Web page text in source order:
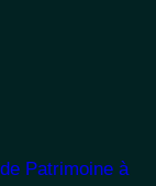
Patrimoine à